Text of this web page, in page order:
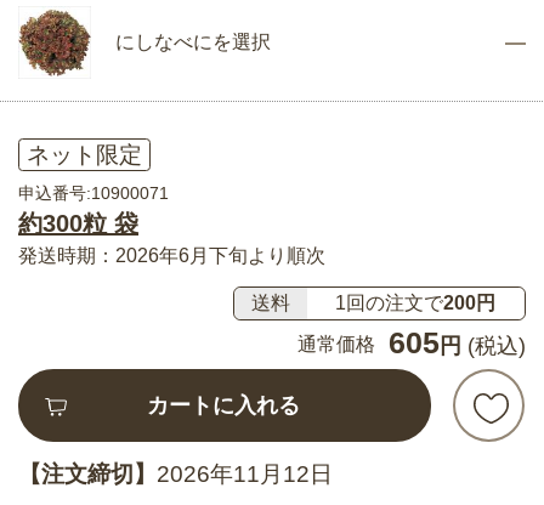
にしなべにを選択
ネット限定
申込番号:10900071
約300粒 袋
発送時期：2026年6月下旬より順次
送料 1回の注文で200円
通常価格
605 円 (税込)
カートに入れる
【注文締切】 2026年11月12日